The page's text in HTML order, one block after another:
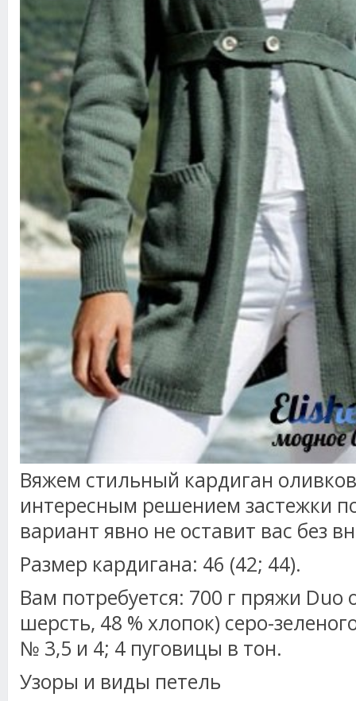
Вяжем стильный кардиган
интересным решением застежки
вариант явно не оставит вас без
Размер кардигана: 46 (42; 44).
Вам потребуется: 700 г пряжи Duo
шерсть, 48 % хлопок) серо-
№ 3,5 и 4; 4 пуговицы в тон.
Узоры и виды петель